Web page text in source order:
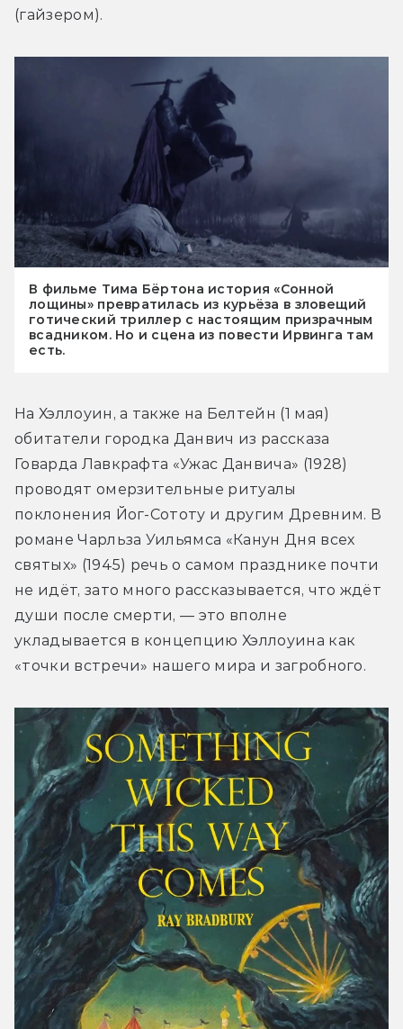
(гайзером).
В фильме Тима Бёртона история «Сонной
лощины» превратилась из курьёза в зловещий
готический триллер с настоящим призрачным
всадником. Но и сцена из повести Ирвинга там
есть.
На Хэллоуин, а также на Белтейн (1 мая)
обитатели городка Данвич из рассказа
Говарда Лавкрафта «Ужас Данвича» (1928)
проводят омерзительные ритуалы
поклонения Йог-Сототу и другим Древним. В
романе Чарльза Уильямса «Канун Дня всех
святых» (1945) речь о самом празднике почти
не идёт, зато много рассказывается, что ждёт
души после смерти, — это вполне
укладывается в концепцию Хэллоуина как
«точки встречи» нашего мира и загробного.